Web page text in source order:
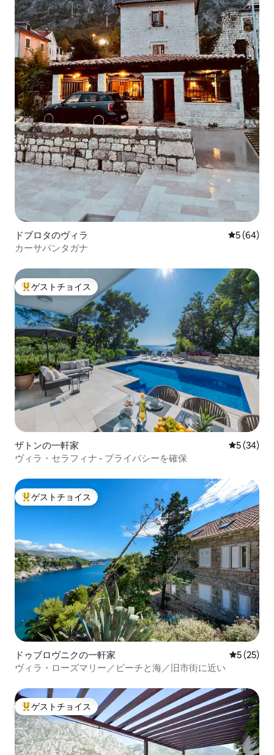
ドブロタのヴィラ レビュー
5 (64)
カーサパンタガナ
大好評のゲストチョイスです。
ゲストチョイス
ザトンの一軒家 レビュー
5 (34)
ヴィラ・セラフィナ - プライバシーを確保
大好評のゲストチョイスです。
ゲストチョイス
ドゥブロヴニクの一軒家 レビュー
5 (25)
ヴィラ・ローズマリー／ビーチと海／旧市街に近い
大好評のゲストチョイスです。
ゲストチョイス